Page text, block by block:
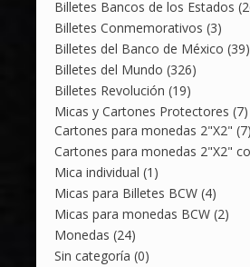
Billetes Bancos de los Estados
Billetes Conmemorativos (3)
Billetes del Banco de México (39)
Billetes del Mundo (326)
Billetes Revolución (19)
Micas y Cartones Protectores (7)
Cartones para monedas 2"X2" (7)
Cartones para monedas 2"X2"
Mica individual (1)
Micas para Billetes BCW (4)
Micas para monedas BCW (2)
Monedas (24)
Sin categoría (0)